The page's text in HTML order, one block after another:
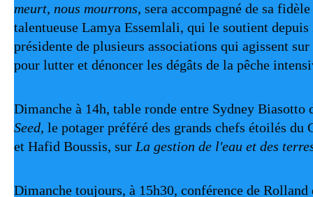
meurt, nous mourrons, sera accompagné de sa
talentueuse Lamya Essemlali, qui le soutient
présidente de plusieurs associations qui agissent
pour lutter et dénoncer les dégâts de la pêche
Dimanche à 14h, table ronde entre Sydney Biasotto
Seed, le potager préféré des grands chefs étoilés du
et Hafid Boussis, sur La gestion de l'eau et des
Dimanche toujours, à 15h30, conférence de